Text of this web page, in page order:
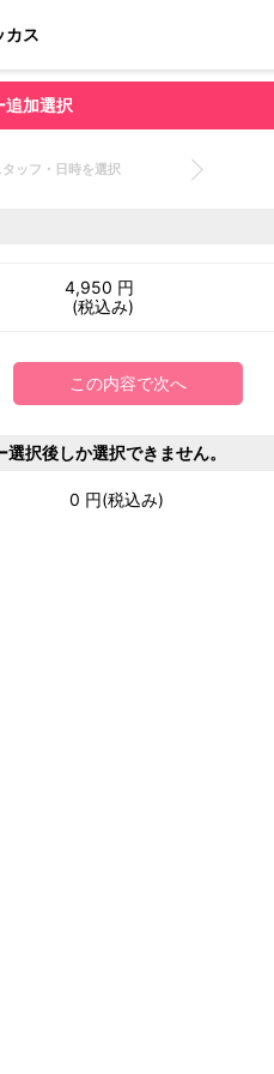
カス
追加選択
ッフ・日時を選択
4,950 円
(税込み)
この内容で次へ
択後しか選択できません。
0 円(税込み)